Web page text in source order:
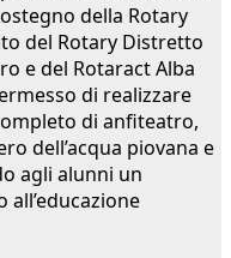
della Rotary
del Rotary Distretto
e del Rotaract Alba
di realizzare
di anfiteatro,
dell’acqua piovana e
agli alunni un